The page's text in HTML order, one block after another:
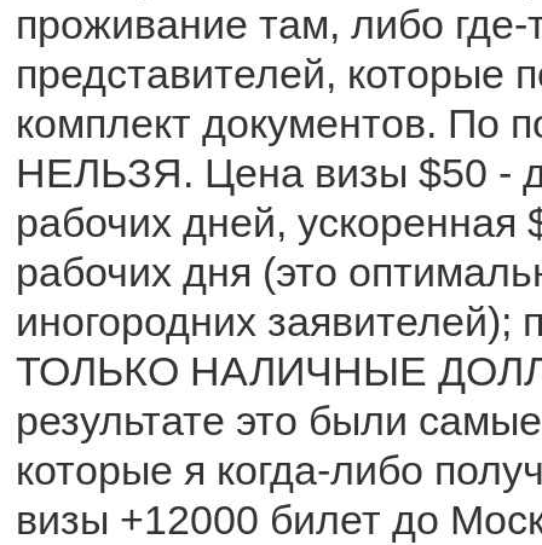
проживание там, либо где-
представителей, которые
комплект документов. По
НЕЛЬЗЯ. Цена визы $50 -
рабочих дней, ускоренная
рабочих дня (это
иногородних заявителей);
ТОЛЬКО НАЛИЧНЫЕ
результате это были
которые я когда-либо
визы +12000 билет до